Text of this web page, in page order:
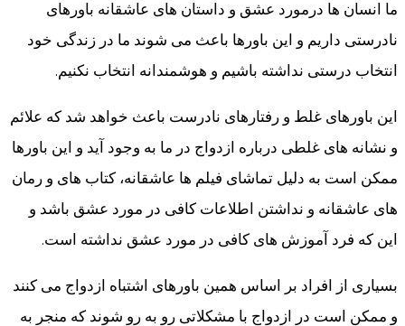
ما انسان ها درمورد عشق و داستان های عاشقانه باورهای
نادرستی داریم و این باورها باعث می شوند ما در زندگی خود
انتخاب درستی نداشته باشیم و هوشمندانه انتخاب نکنیم.
این باورهای غلط و رفتارهای نادرست باعث خواهد شد که علائم
و نشانه های غلطی درباره ازدواج در ما به وجود آید و این باورها
ممکن است به دلیل تماشای فیلم ها عاشقانه، کتاب های و رمان
های عاشقانه و نداشتن اطلاعات کافی در مورد عشق باشد و
این که فرد آموزش های کافی در مورد عشق نداشته است.
بسیاری از افراد بر اساس همین باورهای اشتباه ازدواج می کنند
و ممکن است در ازدواج با مشکلاتی رو به رو شوند که منجر به